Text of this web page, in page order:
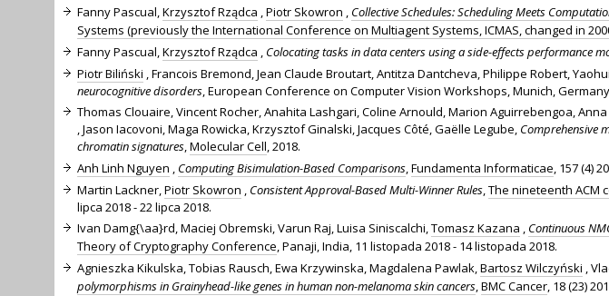
Fanny Pascual, Krzysztof Rządca Piotr Skowron Collective Schedules: Scheduling Meets
Systems (previously the International Conference on Multiagent Systems, ICMAS, changed in
Fanny Pascual, Krzysztof Rządca Colocating tasks in data centers using a side-effects performance
Piotr Biliński , Francois Bremond, Jean Claude Broutart, Antitza Dantcheva, Philippe Robert,
neurocognitive disorders , European Conference on Computer Vision Workshops, Munich,
Thomas Clouaire, Vincent Rocher, Anahita Lashgari, Coline Arnould, Marion Aguirrebengoa,
, Jason Iacovoni, Maga Rowicka, Krzysztof Ginalski, Jacques Côté, Gaëlle Legube, Comprehensive
chromatin signatures Molecular Cell , 2018.
Anh Linh Nguyen Computing Bisimulation-Based Comparisons Fundamenta Informaticae , 157 (4)
Martin Lackner, Piotr Skowron Consistent Approval-Based Multi-Winner Rules The nineteenth ACM
lipca 2018 - 22 lipca 2018.
Ivan Damg{\aa}rd, Maciej Obremski, Varun Raj, Luisa Siniscalchi, Tomasz Kazana Continuous
Theory of Cryptography Conference , Panaji, India, 11 listopada 2018 - 14 listopada 2018.
Agnieszka Kikulska, Tobias Rausch, Ewa Krzywinska, Magdalena Pawlak, Bartosz Wilczyński ,
polymorphisms in Grainyhead-like genes in human non-melanoma skin cancers BMC Cancer , 18 (23)